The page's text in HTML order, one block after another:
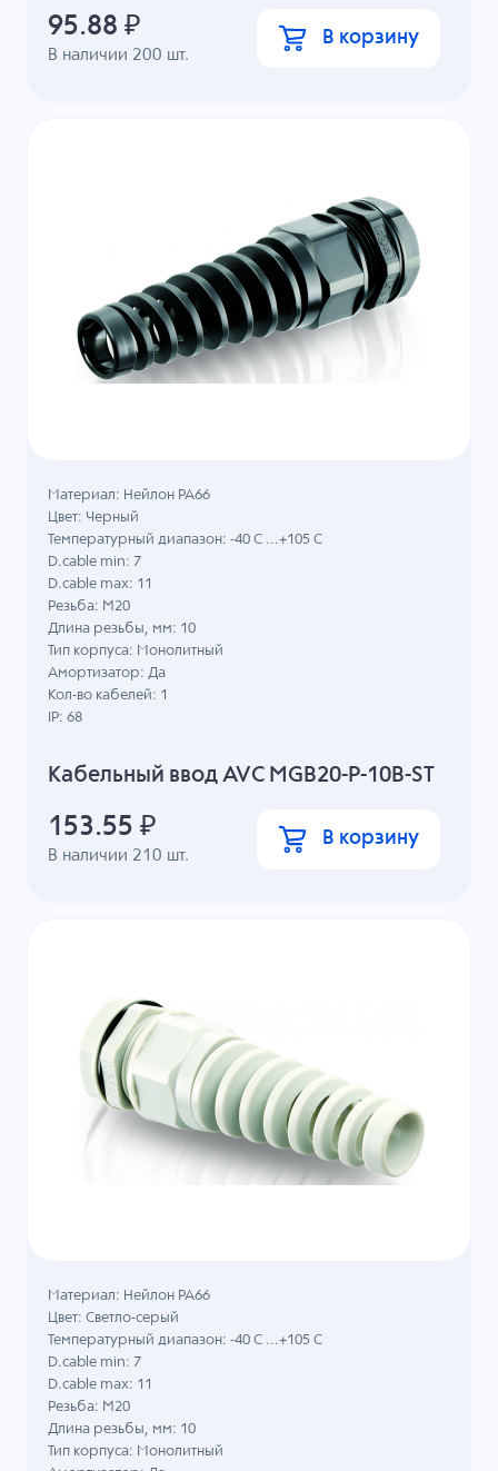
В наличии 200 шт.
95.88 ₽ В корзину
Кабельный ввод AVC MGB20-P-10B-ST
В наличии 210 шт.
Материал: Нейлон PA66
Цвет: Черный
Температурный диапазон: -40 C ...+105 C
D.cable min: 7
D.cable max: 11
Резьба: M20
Длина резьбы, мм: 10
Тип корпуса: Монолитный
Амортизатор: Да
Кол-во кабелей: 1
IP: 68
153.55 ₽ В корзину
Материал: Нейлон PA66
Цвет: Светло-серый
Температурный диапазон: -40 C ...+105 C
D.cable min: 7
D.cable max: 11
Резьба: M20
Длина резьбы, мм: 10
Тип корпуса: Монолитный